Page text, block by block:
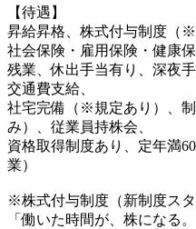
【待遇】
昇給昇格、株式付与制度（※
社会保険・雇用保険・健康
残業、休出手当有り、深夜
交通費支給、
社宅完備（※規定あり）、
み）、従業員持株会、
資格取得制度あり、定年満
業）
※株式付与制度（新制度スタ
「働いた時間が、株になる。